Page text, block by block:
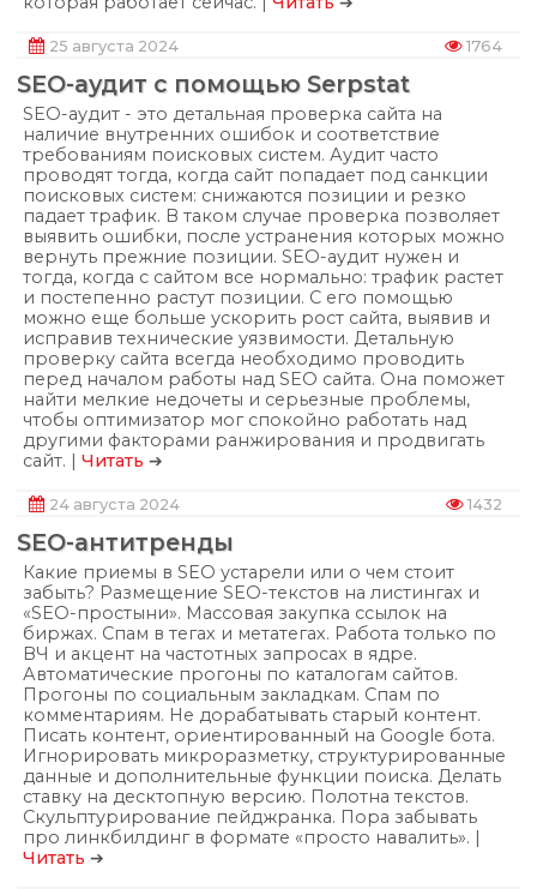
25 августа 2024 1764
SEO-аудит с помощью Serpstat
SEO-аудит - это детальная проверка сайта на
наличие внутренних ошибок и соответствие
требованиям поисковых систем. Аудит часто
проводят тогда, когда сайт попадает под санкции
поисковых систем: снижаются позиции и резко
падает трафик. В таком случае проверка позволяет
выявить ошибки, после устранения которых можно
вернуть прежние позиции. SEO-аудит нужен и
тогда, когда с сайтом все нормально: трафик растет
и постепенно растут позиции. С его помощью
можно еще больше ускорить рост сайта, выявив и
исправив технические уязвимости. Детальную
проверку сайта всегда необходимо проводить
перед началом работы над SEO сайта. Она поможет
найти мелкие недочеты и серьезные проблемы,
чтобы оптимизатор мог спокойно работать над
другими факторами ранжирования и продвигать
сайт. |Читать ➔
24 августа 2024 1432
SEO-антитренды
Какие приемы в SEO устарели или о чем стоит
забыть? Размещение SEO-текстов на листингах и
«SEO-простыни». Массовая закупка ссылок на
биржах. Спам в тегах и метатегах. Работа только по
ВЧ и акцент на частотных запросах в ядре.
Автоматические прогоны по каталогам сайтов.
Прогоны по социальным закладкам. Спам по
комментариям. Не дорабатывать старый контент.
Писать контент, ориентированный на Google бота.
Игнорировать микроразметку, структурированные
данные и дополнительные функции поиска. Делать
ставку на десктопную версию. Полотна текстов.
Скульптурирование пейджранка. Пора забывать
про линкбилдинг в формате «просто навалить». |
Читать ➔